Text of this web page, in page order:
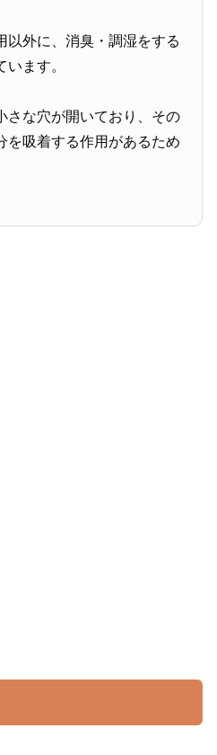
以外に、消臭・調湿をする
ます。
さな穴が開いており、その
を吸着する作用があるため